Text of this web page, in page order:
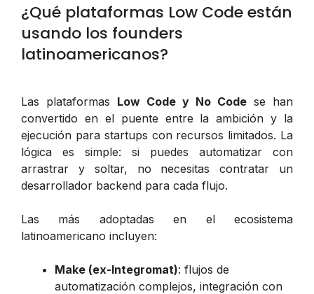
¿Qué plataformas Low Code están
usando los founders
latinoamericanos?
Las plataformas Low Code y No Code se han
convertido en el puente entre la ambición y la
ejecución para startups con recursos limitados. La
lógica es simple: si puedes automatizar con
arrastrar y soltar, no necesitas contratar un
desarrollador backend para cada flujo.
Las más adoptadas en el ecosistema
latinoamericano incluyen:
Make (ex-Integromat): flujos de
automatización complejos, integración con